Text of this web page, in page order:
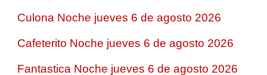
Culona Noche jueves 6 de agosto 2026
Cafeterito Noche jueves 6 de agosto 2026
Fantastica Noche jueves 6 de agosto 2026